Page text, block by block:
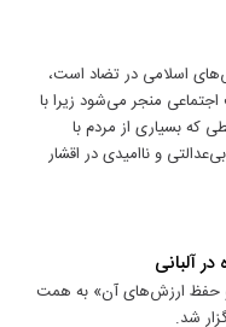
اسلامی در تضاد است،
منجر می‌شود زیرا با
که بسیاری از مردم با
و ناامیدی در اقشار
آلبانی
و حفظ ارزش‌های آن» به همت
شد.